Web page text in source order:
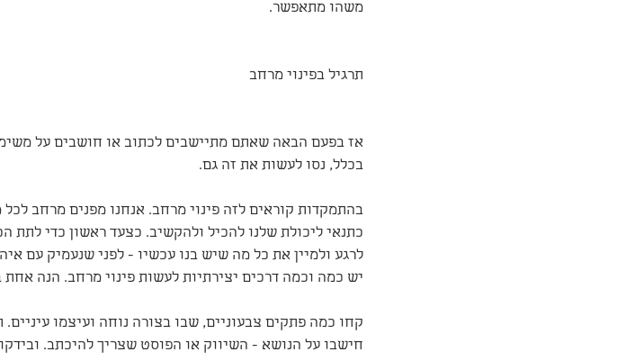
משהו מתאפשר.
תרגיל בפינוי מרחב
אז בפעם הבאה שאתם מתיישבים לכתוב או חושבים על
בכלל, נסו לעשות את זה גם.
בהתמקדות קוראים לזה פינוי מרחב. אנחנו מפנים מרחב
כתנאי ליכולת שלנו להכיל ולהקשיב. כצעד ראשון כדי לתת
לרגע ולמיין את כל מה שיש בנו עכשיו - לפני שנעמיק עם
יש כמה וכמה דרכים יצירתיות לעשות פינוי מרחב. הנה
קחו כמה פתקים צבעוניים, שבו בצורה נוחה ועיצמו עיניים.
חישבו על הנושא - השיווק או הפוסט שצריך להיכתב.